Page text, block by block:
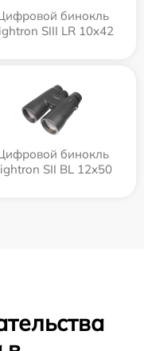
бинокль
SIII LR 10x42
бинокль
SII BL 12x50